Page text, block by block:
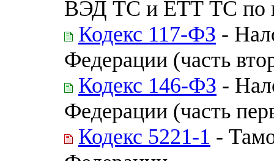
ВЭД ТС и ЕТТ ТС по
Кодекс 117-ФЗ -
Федерации (часть
Кодекс 146-ФЗ -
Федерации (часть
Кодекс 5221-1 -